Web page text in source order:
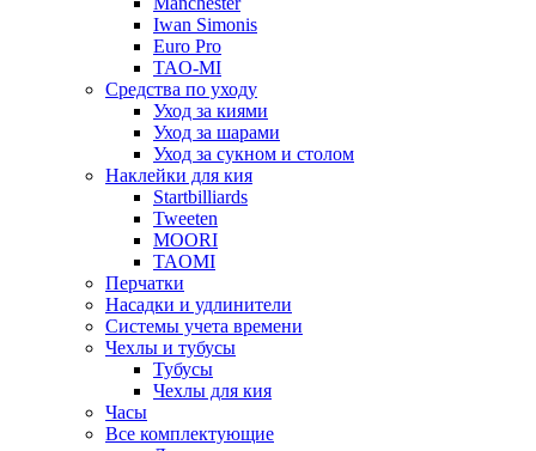
Iwan Simonis
Euro Pro
TAO-MI
Средства по уходу
Уход за киями
Уход за шарами
Уход за сукном и столом
Наклейки для кия
Startbilliards
Tweeten
MOORI
TAOMI
Перчатки
Насадки и удлинители
Системы учета времени
Чехлы и тубусы
Тубусы
Чехлы для кия
Часы
Все комплектующие